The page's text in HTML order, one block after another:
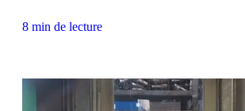
8 min de lecture